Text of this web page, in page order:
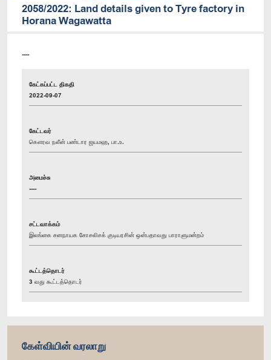
2058/2022: Land details given to Tyre factory in
Horana Wagawatta
----
கேட்கப்பட்ட திகதி
2022-09-07
கேட்டவர்
கௌரவ நலீன் பண்டார ஜயமஹ, பா.உ.
அமைச்சு
----
சட்டவாக்கம்
இலங்கை சனநாயக சோசலிசக் குடியரசின் ஒன்பதாவது பாராளுமன்றம்
கூட்டத்தொடர்
3 வது கூட்டத்தொடர்
கேள்வியின் வரலாறு